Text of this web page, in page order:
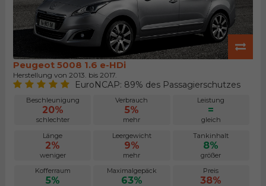
Peugeot 5008 1.6 e-HDi
Herstellung von 2013. bis 2017.
EuroNCAP: 89% des Passagierschutzes
Beschleunigung
20%
schlechter
Verbrauch
5%
mehr
Leistung
=
gleich
Länge
2%
weniger
Leergewicht
9%
mehr
Tankinhalt
8%
größer
Kofferraum
5%
Maximalgepäck
63%
Preis
38%